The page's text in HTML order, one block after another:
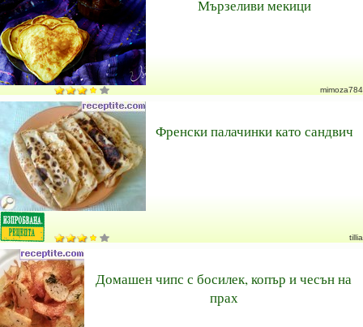
Мързеливи мекици
mimoza784
Френски палачинки като сандвич
tillia
Домашен чипс с босилек, копър и чесън на
прах